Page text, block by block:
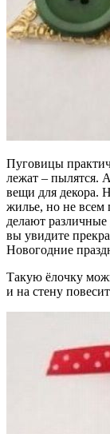
Пуговицы
лежат – пылятся.
вещи для декора.
жилье, но не всем
делают
вы увидите
Новогодние
Такую ёлочку
и на стену